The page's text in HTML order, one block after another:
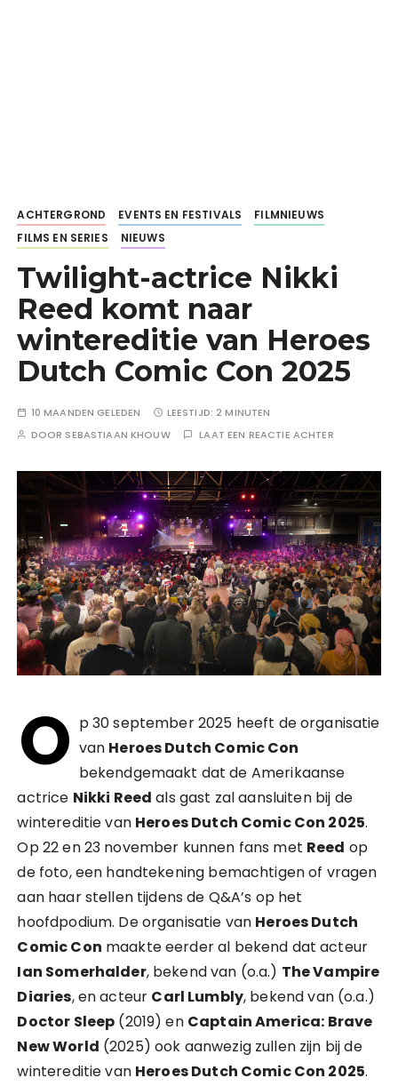
ACHTERGROND EVENTS EN FESTIVALS
FILMNIEUWS
FILMS EN SERIES
NIEUWS
Twilight-actrice Nikki
Reed komt naar
wintereditie van Heroes
Dutch Comic Con 2025
10 MAANDEN GELEDEN LEESTIJD:2 MINUTEN
DOOR SEBASTIAAN KHOUW LAAT EEN REACTIE ACHTER
O p 30 september 2025 heeft de organisatie
van Heroes Dutch Comic Con
bekendgemaakt dat de Amerikaanse
actrice Nikki Reed als gast zal aansluiten bij de
wintereditie van Heroes Dutch Comic Con 2025.
Op 22 en 23 november kunnen fans met Reed op
de foto, een handtekening bemachtigen of vragen
aan haar stellen tijdens de Q&A’s op het
hoofdpodium. De organisatie van Heroes Dutch
Comic Con maakte eerder al bekend dat acteur
Ian Somerhalder, bekend van (o.a.) The Vampire
Diaries, en acteur Carl Lumbly, bekend van (o.a.)
Doctor Sleep (2019) en Captain America: Brave
New World (2025) ook aanwezig zullen zijn bij de
wintereditie van Heroes Dutch Comic Con 2025.